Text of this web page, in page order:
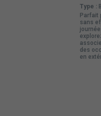
Type :
Parfait
sans
des
en